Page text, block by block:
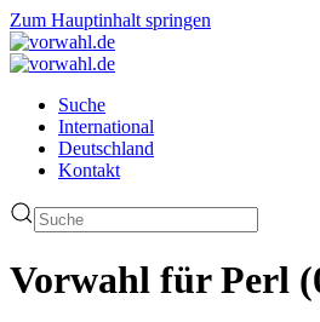
Zum Hauptinhalt springen
Suche
International
Deutschland
Kontakt
Vorwahl für Perl